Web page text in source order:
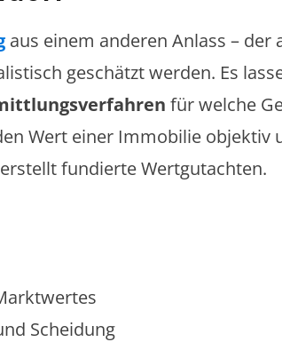
aus einem anderen Anlass – der
geschätzt werden. Es
für welche
Wert einer Immobilie objektiv
fundierte Wertgutachten.
Scheidung